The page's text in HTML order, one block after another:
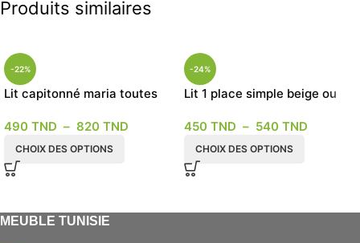
Produits similaires
-22%
Lit capitonné maria toutes
490 TND – 820 TND
CHOIX DES OPTIONS
-24%
Lit 1 place simple beige ou
450 TND – 540 TND
CHOIX DES OPTIONS
MEUBLE TUNISIE